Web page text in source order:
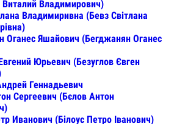
Владимирович)
Владимиривна (Бевз Світлана
Оганес Яшайович (Бегджанян Оганес
Юрьевич (Безуглов Євген
Геннадьевич
Сергеевич (Бєлов Антон
Иванович (Білоус Петро Іванович)